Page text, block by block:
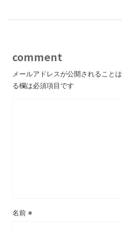
comment
メールアドレスが公開されることは
る欄は必須項目です
名前 ※